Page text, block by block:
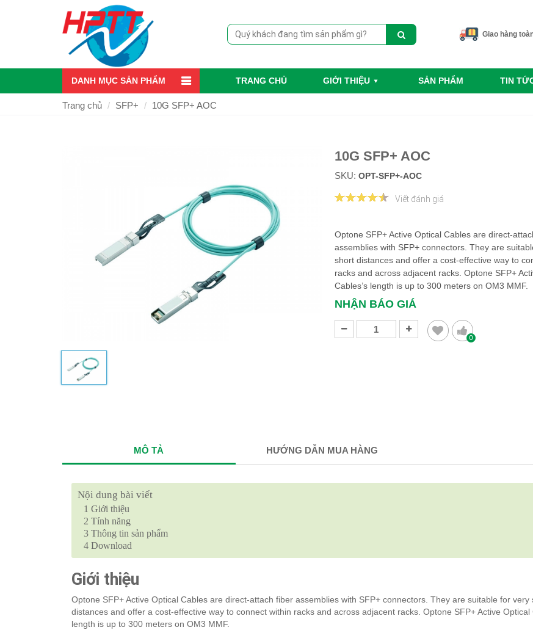
Giao hàng
DANH MỤC SẢN PHẨM TRANG CHỦ GIỚI THIỆU SẢN PHẨM TIN
Trang chủ SFP+ 10G SFP+ AOC
10G SFP+ AOC
SKU: OPT-SFP+-AOC
Viết đánh giá
Optone SFP+ Active Optical Cables are direct-
assemblies with SFP+ connectors. They are
short distances and offer a cost-effective way to
racks and across adjacent racks. Optone SFP+
Cables’s length is up to 300 meters on OM3 MMF.
NHẬN BÁO GIÁ
0
MÔ TẢ HƯỚNG DẪN MUA HÀNG
Nội dung bài viết
1 Giới thiệu
2 Tính năng
3 Thông tin sản phẩm
4 Download
Giới thiệu
Optone SFP+ Active Optical Cables are direct-attach fiber assemblies with SFP+ connectors. They are suitable for very
distances and offer a cost-effective way to connect within racks and across adjacent racks. Optone SFP+ Active Optical
length is up to 300 meters on OM3 MMF.